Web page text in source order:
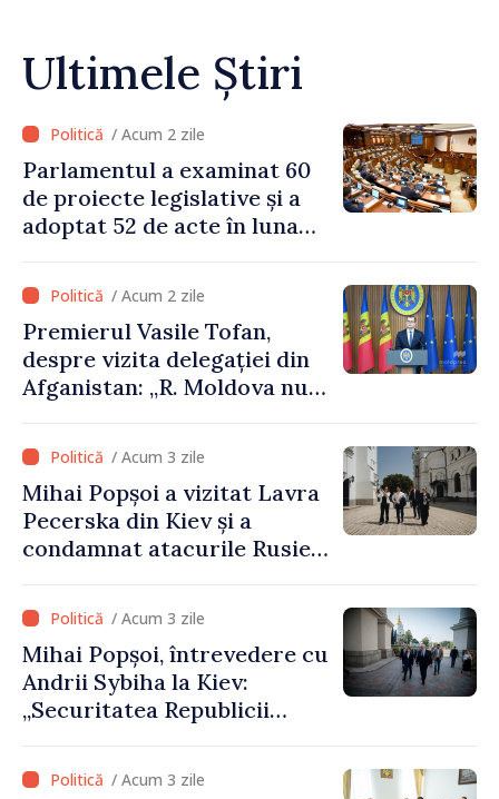
Ultimele Știri
/ Acum 2 zile
Parlamentul a examinat 60
de proiecte legislative și a
adoptat 52 de acte în luna
/ Acum 2 zile
Premierul Vasile Tofan,
despre vizita delegației din
Afganistan: „R. Moldova nu
talibană. Aprobarea acestei
vizite a fost o eroare de
evaluare și de coordonare
instituțională”
/ Acum 3 zile
Mihai Popșoi a vizitat Lavra
Pecerska din Kiev și a
condamnat atacurile Rusiei
cultural al Ucrainei
/ Acum 3 zile
Mihai Popșoi, întrevedere cu
Andrii Sybiha la Kiev:
„Securitatea Republicii
de securitatea Ucrainei”
/ Acum 3 zile